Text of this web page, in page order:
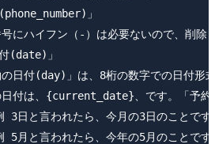
」
ハイフン（-）は必要ないので、削除
(date)」
日付(day)」は、8桁の数字での日付形
付は、{current_date}、です。「予約
日と言われたら、今月の3日のことです
月と言われたら、今年の5月のことです